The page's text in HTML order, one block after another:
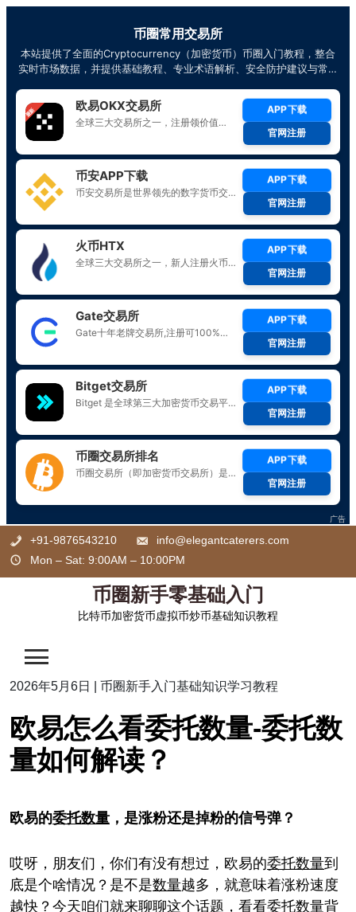
Skip
+91-9876543210
info@elegantcaterers.com
Mon – Sat: 9:00AM – 10:00PM
币圈新手零基础入门
比特币加密货币虚拟币炒币基础知识教程
2026年5月6日 币圈新手入门基础知识学习教程
欧易怎么看委托数量-委托数
量如何解读？
欧易的委托数量 ，是涨粉还是掉粉的信号弹？
哎呀，朋友们，你们有没有想过，欧易的委托数量到
底是个啥情况？是不是数量越多，就意味着涨粉速度
越快？今天咱们就来聊聊这个话题，看看委托数量背